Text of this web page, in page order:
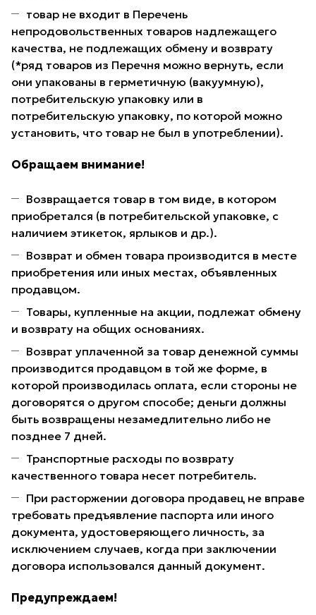
товар не входит в Перечень
непродовольственных товаров надлежащего
качества, не подлежащих обмену и возврату
(*ряд товаров из Перечня можно вернуть, если
они упакованы в герметичную (вакуумную),
потребительскую упаковку или в
потребительскую упаковку, по которой можно
установить, что товар не был в употреблении).
Обращаем внимание!
Возвращается товар в том виде, в котором
приобретался (в потребительской упаковке, с
наличием этикеток, ярлыков и др.).
Возврат и обмен товара производится в месте
приобретения или иных местах, объявленных
продавцом.
Товары, купленные на акции, подлежат обмену
и возврату на общих основаниях.
Возврат уплаченной за товар денежной суммы
производится продавцом в той же форме, в
которой производилась оплата, если стороны не
договорятся о другом способе; деньги должны
быть возвращены незамедлительно либо не
позднее 7 дней.
Транспортные расходы по возврату
качественного товара несет потребитель.
При расторжении договора продавец не вправе
требовать предъявление паспорта или иного
документа, удостоверяющего личность, за
исключением случаев, когда при заключении
договора использовался данный документ.
Предупреждаем!